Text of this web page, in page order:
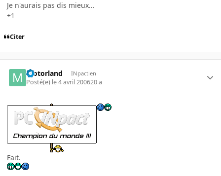
Je n'aurais pas dis mieux...
+1
Citer
motorland INpactien
Posté(e) le 4 avril 200620 a
Fait.